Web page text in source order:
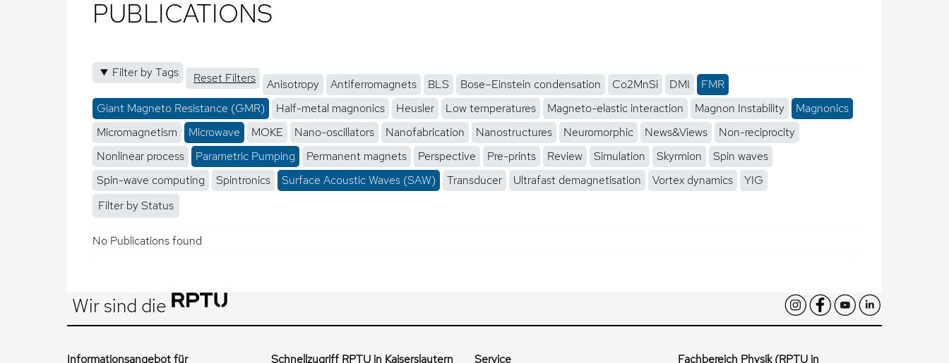
PUBLICATIONS
Filter by Tags Reset Filters Anisotropy Antiferromagnets BLS Bose–Einstein condensation Co2MnSi DMI
FMR
Giant Magneto Resistance (GMR)
Half-metal magnonics Heusler Low temperatures Magneto-elastic interaction Magnon Instability
Magnonics
Micromagnetism
Microwave MOKE Nano-oscillators Nanofabrication Nanostructures Neuromorphic News&Views
Non-reciprocity
Nonlinear process
Parametric Pumping Permanent magnets Perspective Pre-prints Review Simulation Skyrmion
Spin waves
Spin-wave computing
Spintronics Surface Acoustic Waves (SAW) Transducer Ultrafast demagnetisation Vortex dynamics
YIG
Filter by Status
No Publications found
Wir sind die
Informationsangebot für Schnellzugriff RPTU in Kaiserslautern Service
Fachbereich Physik (RPTU in